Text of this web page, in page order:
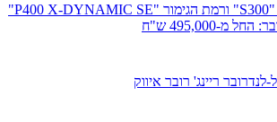
רמות הגימור החדשות "S300" ורמת הגימור "P400 X-DYNAMIC SE"
495,000 ש"ח